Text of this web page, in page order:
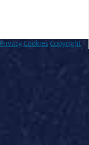
Privacy Cookies Copyright